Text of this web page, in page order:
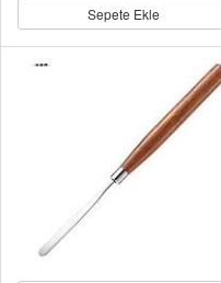
Sepete Ekle